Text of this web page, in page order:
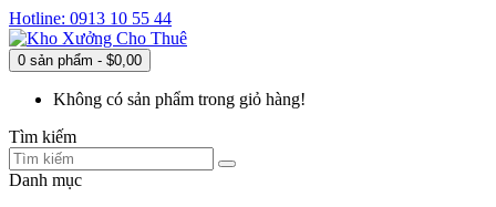
Hotline: 0913 10 55 44
0 sản phẩm - $0,00
Không có sản phẩm trong giỏ hàng!
Tìm kiếm
Danh mục